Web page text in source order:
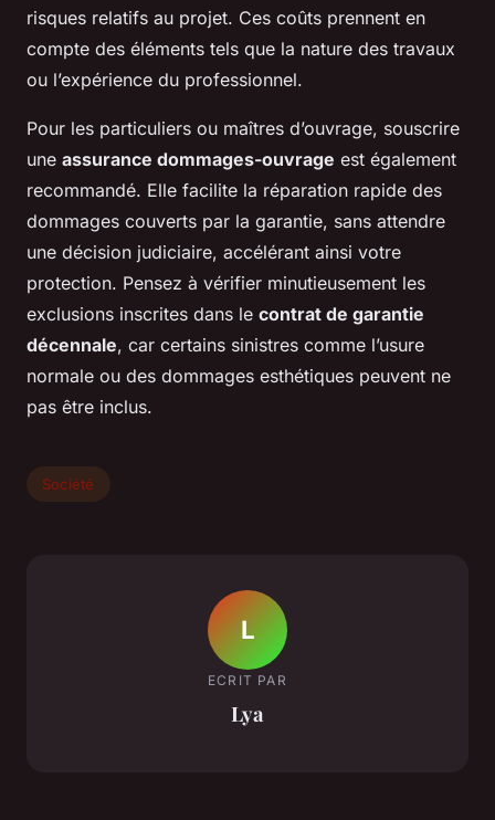
risques relatifs au projet. Ces coûts prennent en
compte des éléments tels que la nature des travaux
ou l’expérience du professionnel.
Pour les particuliers ou maîtres d’ouvrage, souscrire
une assurance dommages-ouvrage est également
recommandé. Elle facilite la réparation rapide des
dommages couverts par la garantie, sans attendre
une décision judiciaire, accélérant ainsi votre
protection. Pensez à vérifier minutieusement les
exclusions inscrites dans le contrat de garantie
décennale, car certains sinistres comme l’usure
normale ou des dommages esthétiques peuvent ne
pas être inclus.
Société
L
ECRIT PAR
Lya